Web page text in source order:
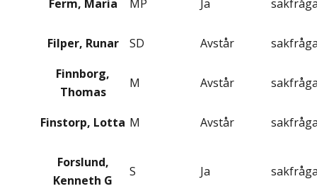
Ferm, Maria MP Ja
Filper, Runar SD Avstår
Finnborg,
Thomas
M Avstår
Finstorp, Lotta M Avstår
Forslund,
Kenneth G
S Ja